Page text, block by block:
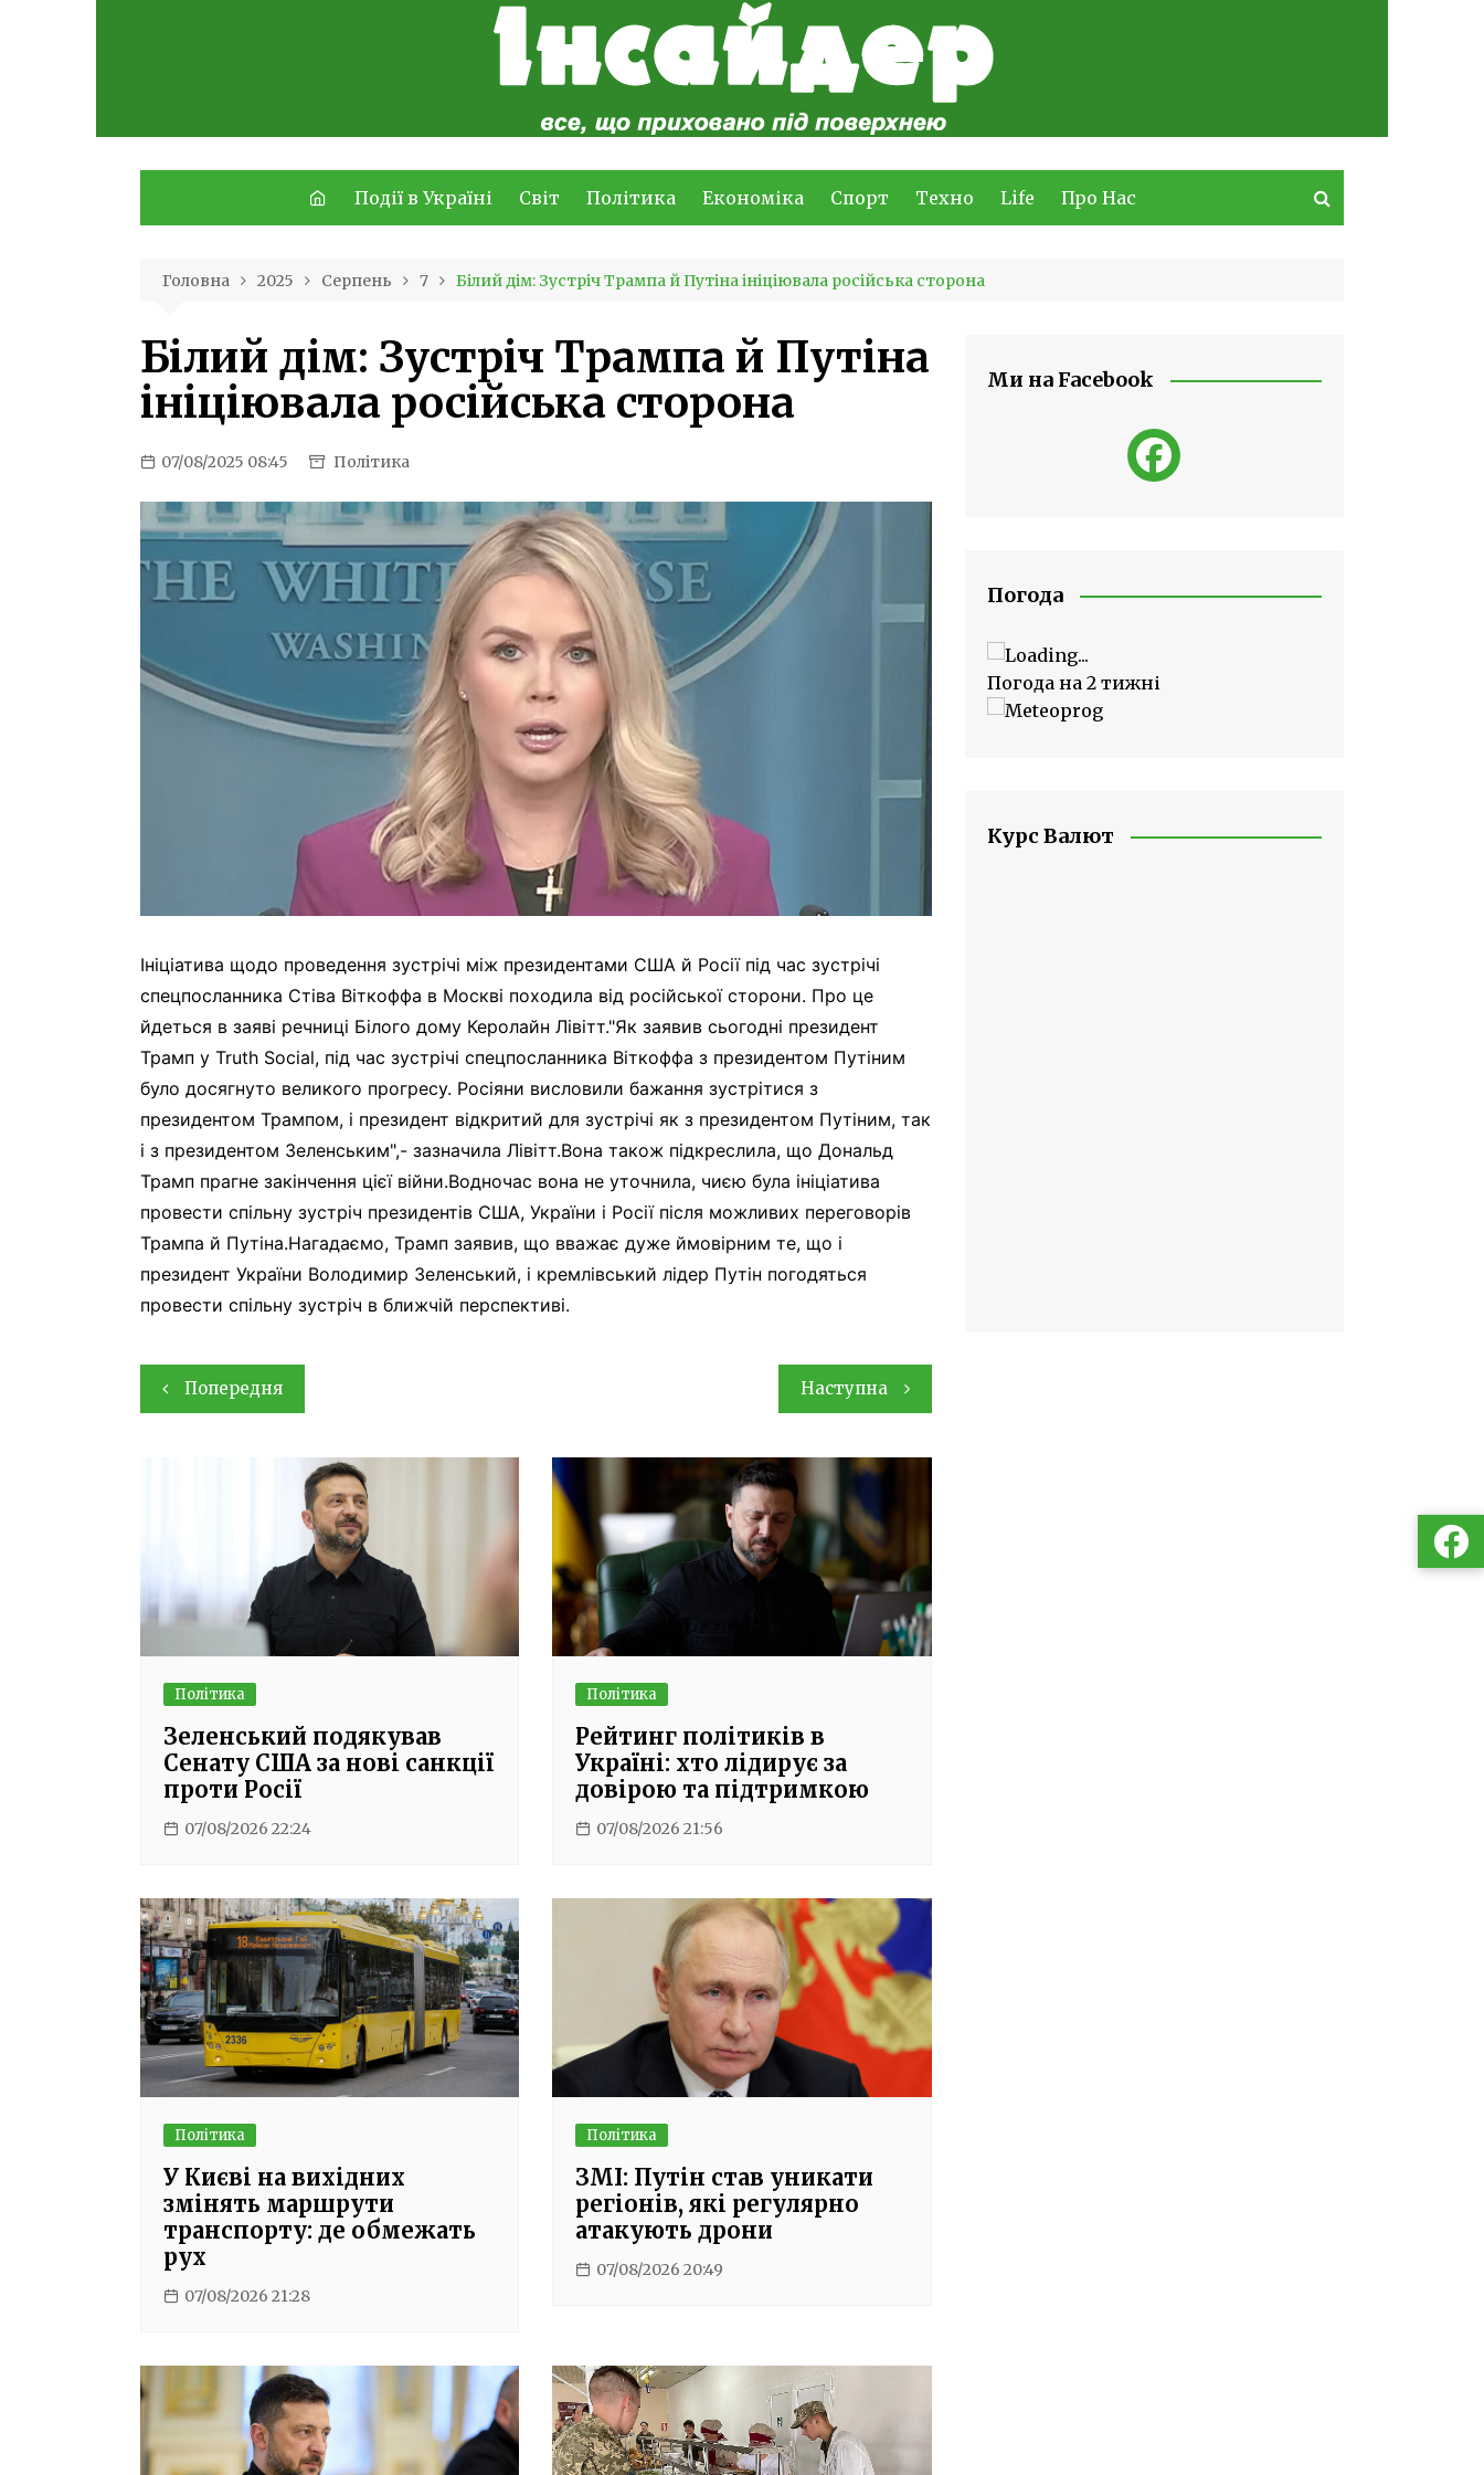
Події в Україні Світ Політика Економіка Спорт Техно Life Про Нас
Головна 2025 Серпень 7 Білий дім: Зустріч Трампа й Путіна ініціювала російська сторона
Білий дім: Зустріч Трампа й Путіна
ініціювала російська сторона
07/08/2025 08:45 Політика
Ініціатива щодо проведення зустрічі між президентами США й Росії під час зустрічі
спецпосланника Стіва Віткоффа в Москві походила від російської сторони. Про це
йдеться в заяві речниці Білого дому Керолайн Лівітт."Як заявив сьогодні президент
Трамп у Truth Social, під час зустрічі спецпосланника Віткоффа з президентом Путіним
було досягнуто великого прогресу. Росіяни висловили бажання зустрітися з
президентом Трампом, і президент відкритий для зустрічі як з президентом Путіним, так
і з президентом Зеленським",- зазначила Лівітт.Вона також підкреслила, що Дональд
Трамп прагне закінчення цієї війни.Водночас вона не уточнила, чиєю була ініціатива
провести спільну зустріч президентів США, України і Росії після можливих переговорів
Трампа й Путіна.Нагадаємо, Трамп заявив, що вважає дуже ймовірним те, що і
президент України Володимир Зеленський, і кремлівський лідер Путін погодяться
провести спільну зустріч в ближчій перспективі.
Навігація
записів
Попередня Наступна
Політика
Зеленський подякував
Сенату США за нові санкції
проти Росії
07/08/2026 22:24
Політика
Рейтинг політиків в
Україні: хто лідирує за
довірою та підтримкою
07/08/2026 21:56
Політика
У Києві на вихідних
змінять маршрути
транспорту: де обмежать
рух
07/08/2026 21:28
Політика
ЗМІ: Путін став уникати
регіонів, які регулярно
атакують дрони
07/08/2026 20:49
Ми на Facebook
Погода
Погода на 2 тижні
Курс Валют